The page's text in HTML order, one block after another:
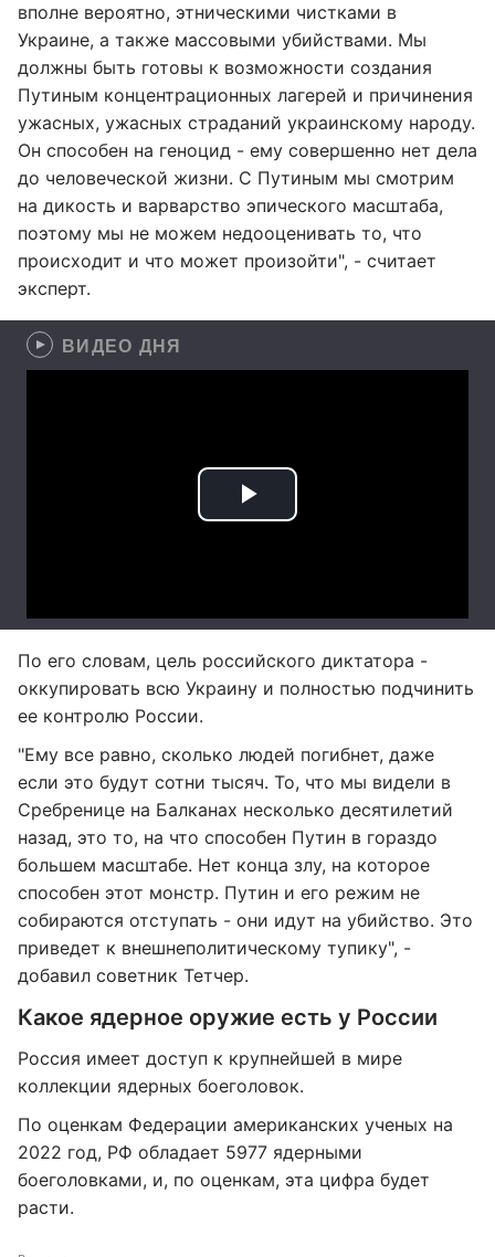
вполне вероятно, этническими чистками в
Украине, а также массовыми убийствами. Мы
должны быть готовы к возможности создания
Путиным концентрационных лагерей и причинения
ужасных, ужасных страданий украинскому народу.
Он способен на геноцид - ему совершенно нет дела
до человеческой жизни. С Путиным мы смотрим
на дикость и варварство эпического масштаба,
поэтому мы не можем недооценивать то, что
происходит и что может произойти", - считает
эксперт.
ВИДЕО ДНЯ
По его словам, цель российского диктатора -
оккупировать всю Украину и полностью подчинить
ее контролю России.
"Ему все равно, сколько людей погибнет, даже
если это будут сотни тысяч. То, что мы видели в
Сребренице на Балканах несколько десятилетий
назад, это то, на что способен Путин в гораздо
большем масштабе. Нет конца злу, на которое
способен этот монстр. Путин и его режим не
собираются отступать - они идут на убийство. Это
приведет к внешнеполитическому тупику", -
добавил советник Тетчер.
Какое ядерное оружие есть у России
Россия имеет доступ к крупнейшей в мире
коллекции ядерных боеголовок.
По оценкам Федерации американских ученых на
2022 год, РФ обладает 5977 ядерными
боеголовками, и, по оценкам, эта цифра будет
расти.